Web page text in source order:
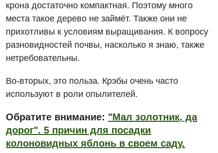
крона достаточно компактная. Поэтому много
места такое дерево не займёт. Также они не
прихотливы к условиям выращивания. К вопросу
разновидностей почвы, насколько я знаю, также
нетребовательны.
Во-вторых, это польза. Крэбы очень часто
используют в роли опылителей.
Обратите внимание: "Мал золотник, да
дорог". 5 причин для посадки
колоновидных яблонь в своем саду.